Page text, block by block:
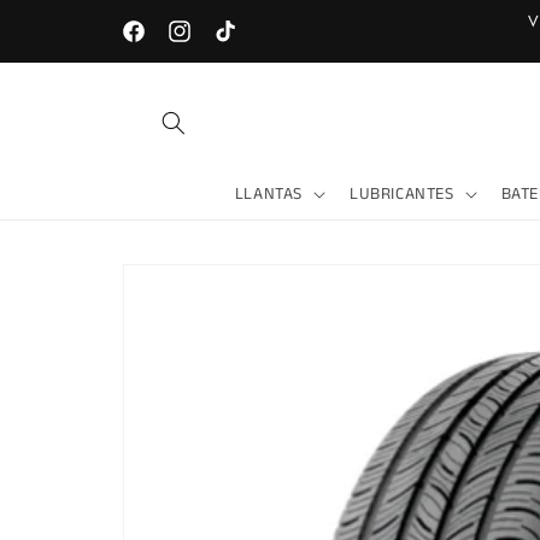
directamente
FacebookInstagramTikTok
LOJA - Av. Universitaria entre Gonzanamá y Celica
LLANTAS LUBRICANTES